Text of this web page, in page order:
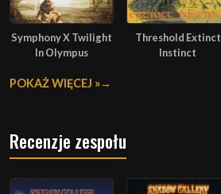
Symphony X Twilight
In Olympus
Threshold Extinct
Instinct
POKAŻ WIĘCEJ »
Recenzje zespołu